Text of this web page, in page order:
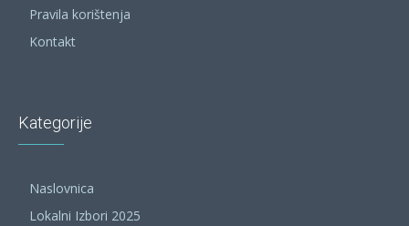
Pravila korištenja
Kontakt
Kategorije
Naslovnica
Lokalni Izbori 2025